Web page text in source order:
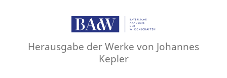
Herausgabe der Werke von Johannes
Kepler